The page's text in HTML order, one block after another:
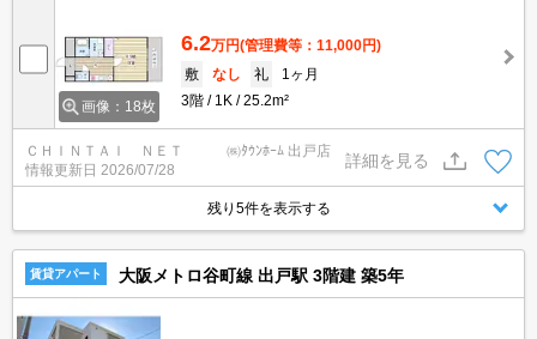
画像：18枚
6.2万円(管理費等：11,000円)
敷
なし 礼
1ヶ月
3階
1K 25.2m²
ＣＨＩＮＴＡＩ ＮＥＴ ㈱ﾀｳﾝﾎｰﾑ 出戸店
情報更新日 2026/07/28
詳細を見る
残り5件を表示する
賃貸アパート 大阪メトロ谷町線 出戸駅 3階建 築5年